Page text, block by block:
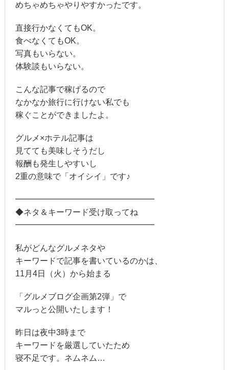
めちゃめちゃやりやすかったです。
直接行かなくてもOK。
食べなくてもOK。
写真もいらない。
体験談もいらない。
こんな記事で稼げるので
なかなか旅行に行けない私でも
稼ぐことができましたよ。
グルメ×ホテル記事は
見てても美味しそうだし
報酬も発生しやすいし
2重の意味で「オイシイ」です♪
━━━━━━━━━━━━━━━━━
◆ネタ＆キーワード受け取ってね
━━━━━━━━━━━━━━━━━
私がどんなグルメネタや
キーワードで記事を書いているのかは、
11月4日（火）から始まる
「グルメブログ企画第2弾」で
マルっと公開いたします！
昨日は夜中3時まで
キーワードを厳選していたため
寝不足です。ネムネム…